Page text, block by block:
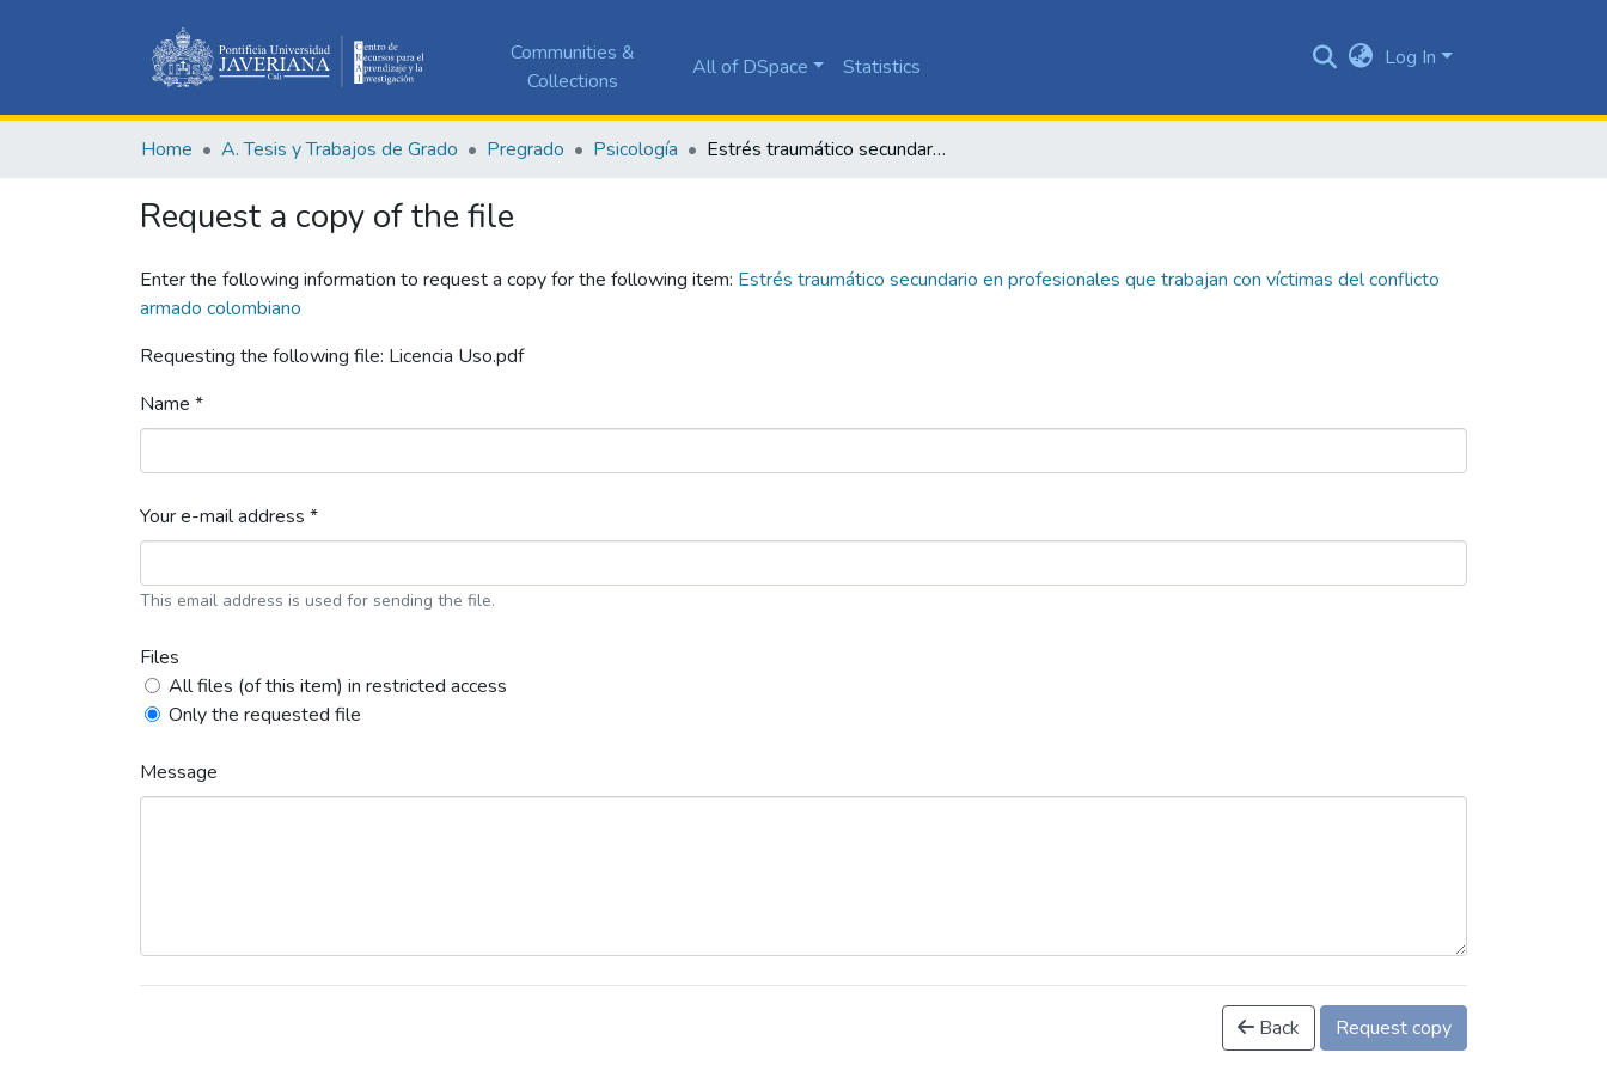
Communities &
Collections
All of DSpace Statistics Log In
Home A. Tesis y Trabajos de Grado Pregrado Psicología Estrés traumático secundario en profesionales que trabajan con víctimas del conflicto armado colombiano
Request a copy of the file
Enter the following information to request a copy for the following item: Estrés traumático secundario en profesionales que trabajan con víctimas del conflicto
armado colombiano
Requesting the following file: Licencia Uso.pdf
Name *
Your e-mail address *
This email address is used for sending the file.
Files
All files (of this item) in restricted access
Only the requested file
Message
Back Request copy